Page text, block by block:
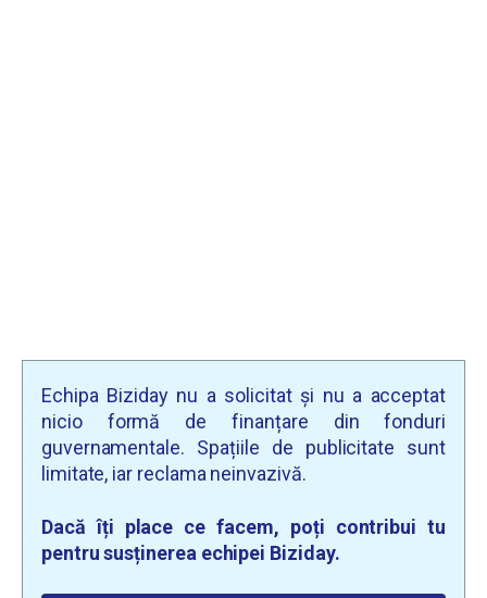
Echipa Biziday nu a solicitat și nu a acceptat
nicio formă de finanțare din fonduri
guvernamentale. Spațiile de publicitate sunt
limitate, iar reclama neinvazivă.
Dacă îți place ce facem, poți contribui tu
pentru susținerea echipei Biziday.